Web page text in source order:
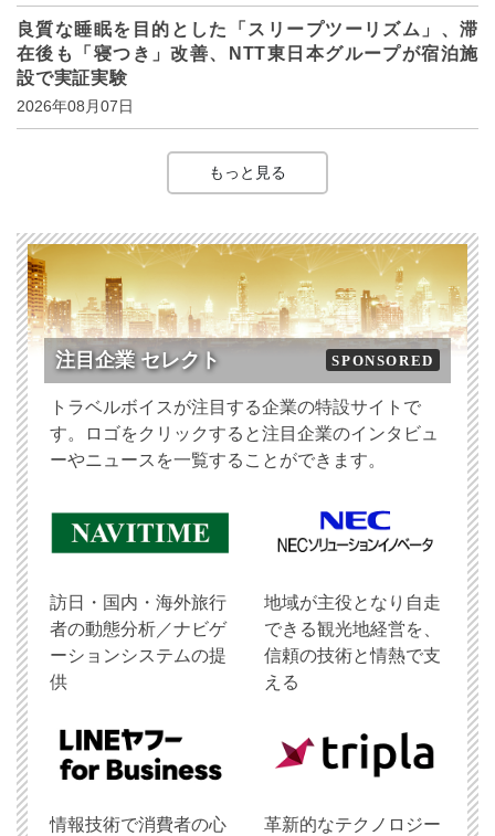
良質な睡眠を目的とした「スリープツーリズム」、滞
在後も「寝つき」改善、NTT東日本グループが宿泊施
設で実証実験
2026年08月07日
もっと見る
注目企業 セレクト SPONSORED
トラベルボイスが注目する企業の特設サイトで
す。ロゴをクリックすると注目企業のインタビュ
ーやニュースを一覧することができます。
訪日・国内・海外旅行
者の動態分析／ナビゲ
ーションシステムの提
供
地域が主役となり自走
できる観光地経営を、
信頼の技術と情熱で支
える
情報技術で消費者の心 革新的なテクノロジー